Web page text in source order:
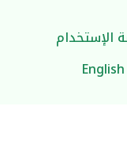
الإستخدام
English